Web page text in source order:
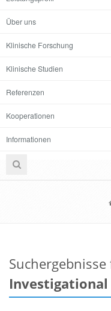
Über uns
Klinische Forschung
Klinische Studien
Referenzen
Kooperationen
Informationen
Investigational